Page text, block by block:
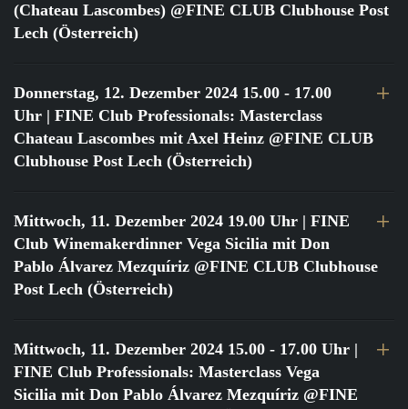
(Chateau Lascombes) @FINE CLUB Clubhouse Post
Lech (Österreich)
Donnerstag, 12. Dezember 2024 15.00 - 17.00
Uhr | FINE Club Professionals: Masterclass
Chateau Lascombes mit Axel Heinz @FINE CLUB
Clubhouse Post Lech (Österreich)
Mittwoch, 11. Dezember 2024 19.00 Uhr | FINE
Club Winemakerdinner Vega Sicilia mit Don
Pablo Álvarez Mezquíriz @FINE CLUB Clubhouse
Post Lech (Österreich)
Mittwoch, 11. Dezember 2024 15.00 - 17.00 Uhr |
FINE Club Professionals: Masterclass Vega
Sicilia mit Don Pablo Álvarez Mezquíriz @FINE